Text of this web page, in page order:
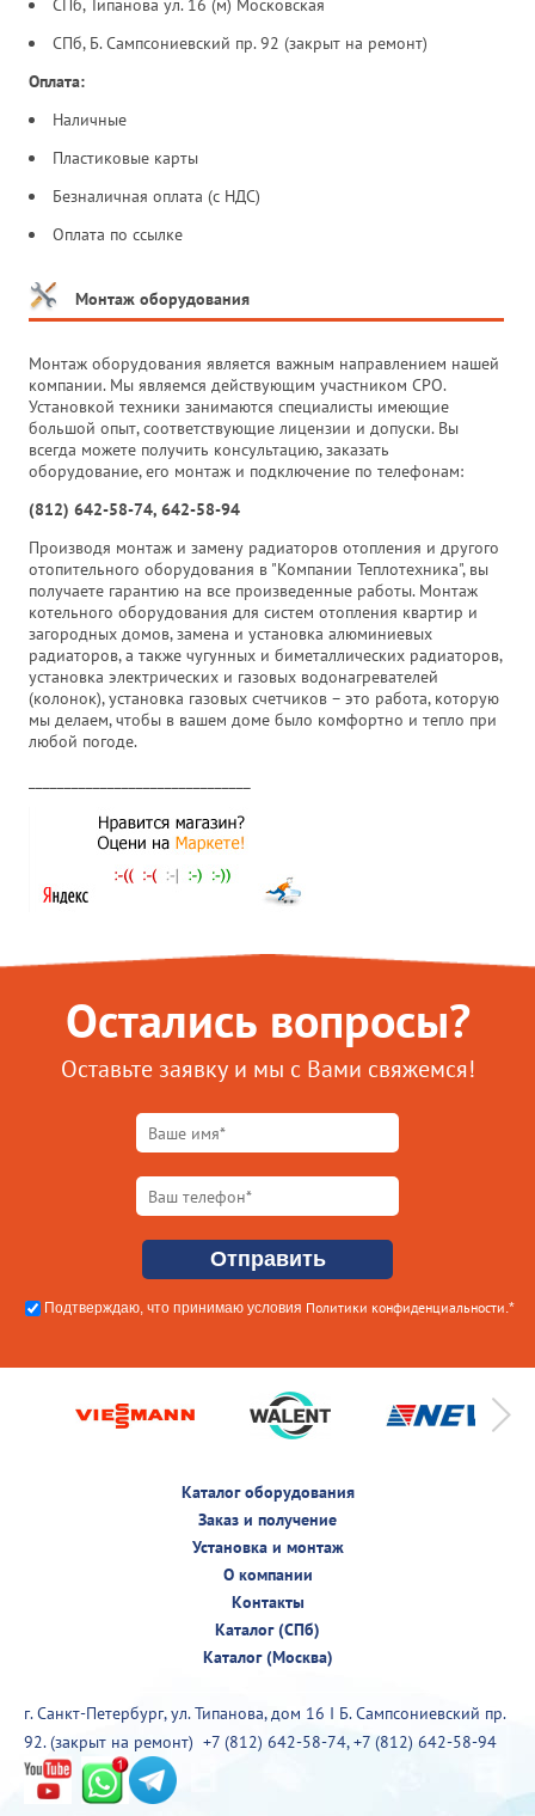
СПб, Б. Сампсониевский пр. 92 (закрыт на ремонт)
Оплата:
Наличные
Пластиковые карты
Безналичная оплата (с НДС)
Оплата по ссылке
Монтаж оборудования
Монтаж оборудования является важным направлением нашей
компании. Мы являемся действующим участником СРО.
Установкой техники занимаются специалисты имеющие
большой опыт, соответствующие лицензии и допуски. Вы
всегда можете получить консультацию, заказать
оборудование, его монтаж и подключение по телефонам:
(812) 642-58-74, 642-58-94
Производя монтаж и замену радиаторов отопления и другого
отопительного оборудования в "Компании Теплотехника", вы
получаете гарантию на все произведенные работы. Монтаж
котельного оборудования для систем отопления квартир и
загородных домов, замена и установка алюминиевых
радиаторов, а также чугунных и биметаллических радиаторов,
установка электрических и газовых водонагревателей
(колонок), установка газовых счетчиков – это работа, которую
мы делаем, чтобы в вашем доме было комфортно и тепло при
любой погоде.
Остались вопросы?
Оставьте заявку и мы с Вами свяжемся!
Подтверждаю, что принимаю условия Политики конфиденциальности .*
Каталог оборудования
Заказ и получение
Установка и монтаж
О компании
Контакты
Каталог (СПб)
Каталог (Москва)
г. Санкт-Петербург, ул. Типанова, дом 16 I Б. Сампсониевский пр.
92. (закрыт на ремонт) +7 (812) 642-58-74,+7 (812) 642-58-94